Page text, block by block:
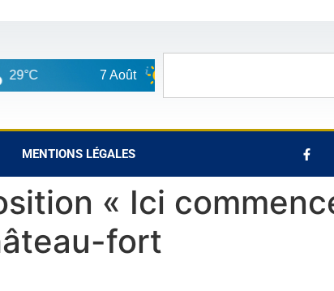
28°C
MENTIONS LÉGALES
« Ici
fort